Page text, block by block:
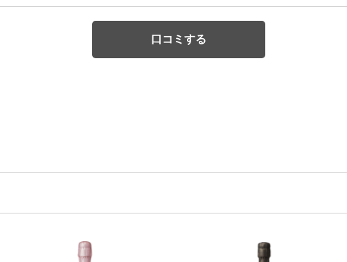
口コミする